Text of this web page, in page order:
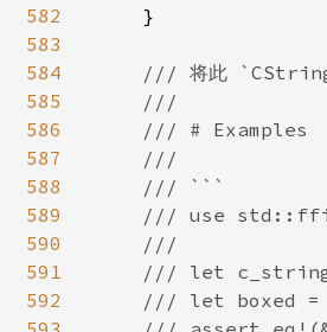
582
583
584
585
586
587
588
589
590
591
592
}
/// 将此
    ///
    /// # Examples
    ///
    /// ```
/// use
    ///
/// let
/// let boxed